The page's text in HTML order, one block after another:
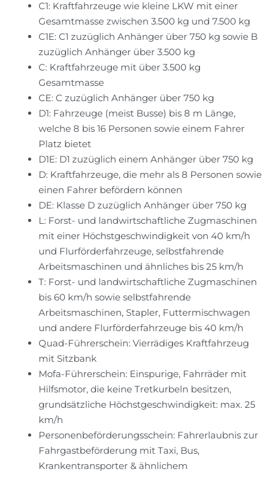
C1: Kraftfahrzeuge wie kleine LKW mit einer
Gesamtmasse zwischen 3.500 kg und 7.500 kg
C1E: C1 zuzüglich Anhänger über 750 kg sowie B
zuzüglich Anhänger über 3.500 kg
C: Kraftfahrzeuge mit über 3.500 kg
Gesamtmasse
CE: C zuzüglich Anhänger über 750 kg
D1: Fahrzeuge (meist Busse) bis 8 m Länge,
welche 8 bis 16 Personen sowie einem Fahrer
Platz bietet
D1E: D1 zuzüglich einem Anhänger über 750 kg
D: Kraftfahrzeuge, die mehr als 8 Personen sowie
einen Fahrer befördern können
DE: Klasse D zuzüglich Anhänger über 750 kg
L: Forst- und landwirtschaftliche Zugmaschinen
mit einer Höchstgeschwindigkeit von 40 km/h
und Flurförderfahrzeuge, selbstfahrende
Arbeitsmaschinen und ähnliches bis 25 km/h
T: Forst- und landwirtschaftliche Zugmaschinen
bis 60 km/h sowie selbstfahrende
Arbeitsmaschinen, Stapler, Futtermischwagen
und andere Flurförderfahrzeuge bis 40 km/h
Quad-Führerschein: Vierrädiges Kraftfahrzeug
mit Sitzbank
Mofa-Führerschein: Einspurige, Fahrräder mit
Hilfsmotor, die keine Tretkurbeln besitzen,
grundsätzliche Höchstgeschwindigkeit: max. 25
km/h
Personenbeförderungsschein: Fahrerlaubnis zur
Fahrgastbeförderung mit Taxi, Bus,
Krankentransporter & ähnlichem